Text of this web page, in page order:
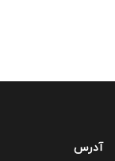
آدرس